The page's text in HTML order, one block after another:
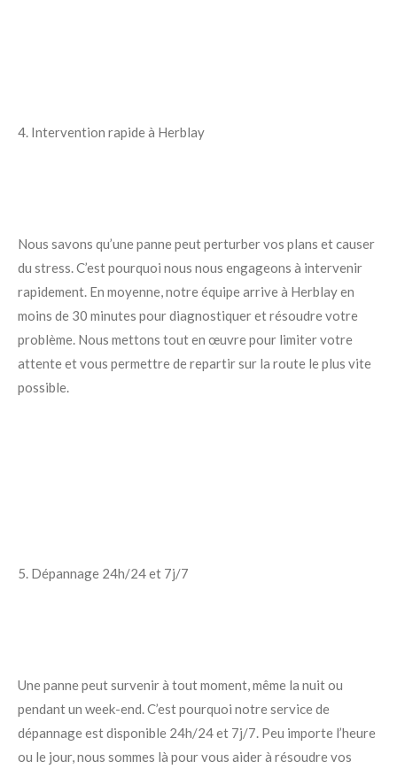
4. Intervention rapide à Herblay
Nous savons qu’une panne peut perturber vos plans et causer
du stress. C’est pourquoi nous nous engageons à intervenir
rapidement. En moyenne, notre équipe arrive à Herblay en
moins de 30 minutes pour diagnostiquer et résoudre votre
problème. Nous mettons tout en œuvre pour limiter votre
attente et vous permettre de repartir sur la route le plus vite
possible.
5. Dépannage 24h/24 et 7j/7
Une panne peut survenir à tout moment, même la nuit ou
pendant un week-end. C’est pourquoi notre service de
dépannage est disponible 24h/24 et 7j/7. Peu importe l’heure
ou le jour, nous sommes là pour vous aider à résoudre vos